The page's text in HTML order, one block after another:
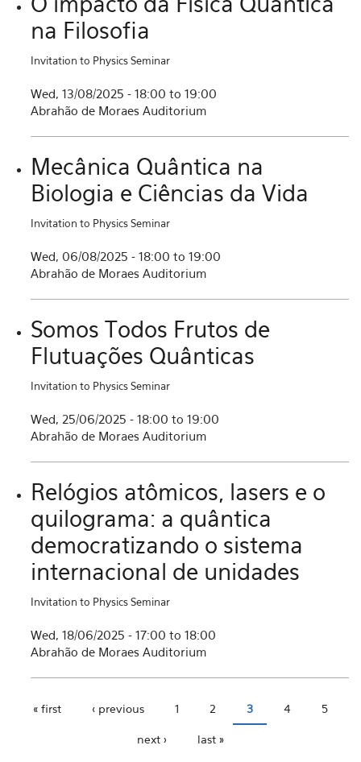
na Filosofia
Invitation to Physics Seminar
Wed, 13/08/2025 - 18:00 to 19:00
Abrahão de Moraes Auditorium
Mecânica Quântica na
Biologia e Ciências da Vida
Invitation to Physics Seminar
Wed, 06/08/2025 - 18:00 to 19:00
Abrahão de Moraes Auditorium
Somos Todos Frutos de
Flutuações Quânticas
Invitation to Physics Seminar
Wed, 25/06/2025 - 18:00 to 19:00
Abrahão de Moraes Auditorium
Relógios atômicos, lasers e o
quilograma: a quântica
democratizando o sistema
internacional de unidades
Invitation to Physics Seminar
Wed, 18/06/2025 - 17:00 to 18:00
Abrahão de Moraes Auditorium
Pages
« first ‹ previous 1 2 3 4 5
next › last »